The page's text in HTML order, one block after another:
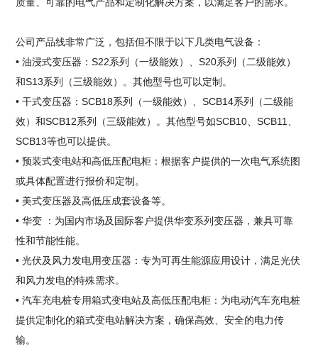
公司产品线非常广泛，包括但不限于以下几类电气设备：
• 油浸式变压器：S22系列（一级能效）、S20系列（二级能效）
和S13系列（三级能效）。其他型号也可以定制。
• 干式变压器：SCB18系列（一级能效）、SCB14系列（二级能
效）和SCB12系列（三级能效）。其他型号如SCB10、SCB11、
SCB13等也可以提供。
• 预装式变电站和高低压配电柜：根据客户提供的一次电气系统图
或具体配置进行报价和定制。
• 美式变压器及高低压成套设备等。
• 华变 ：为国内市场及国际客户提供华变系列变压器，兼具可靠
性和节能性能。
• 光伏及风力发电用变压器：专为可再生能源应用设计，满足光伏
和风力发电的特殊需求。
• 汽车充电桩专用箱式变电站及高低压配电柜：为电动汽车充电桩
提供定制化的箱式变电站解决方案，确保高效、安全的电力传
输。